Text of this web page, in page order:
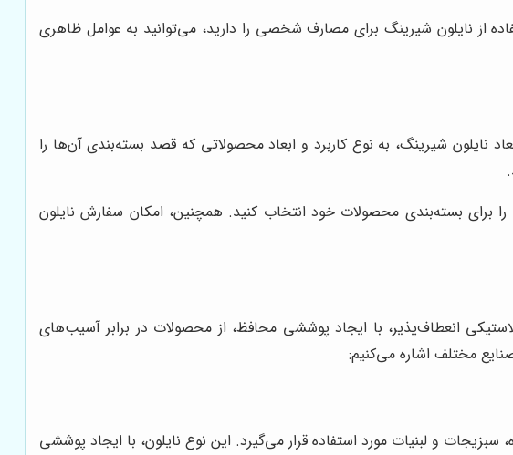
از نایلون شیرینگ برای مصارف شخصی را دارید، می‌توانید به عوامل ظاهری
نایلون شیرینگ، به نوع کاربرد و ابعاد محصولاتی که قصد بسته‌بندی آن‌ها را
را برای بسته‌بندی محصولات خود انتخاب کنید. همچنین، امکان سفارش نایلون
انعطاف‌پذیر، با ایجاد پوششی محافظ، از محصولات در برابر آسیب‌های
مختلف اشاره می‌کنیم:
و لبنیات مورد استفاده قرار می‌گیرد. این نوع نایلون، با ایجاد پوششی